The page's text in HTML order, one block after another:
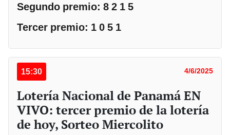
Segundo premio: 8 2 1 5
Tercer premio: 1 0 5 1
15:30 4/6/2025
Lotería Nacional de Panamá EN
VIVO: tercer premio de la lotería
de hoy, Sorteo Miercolito